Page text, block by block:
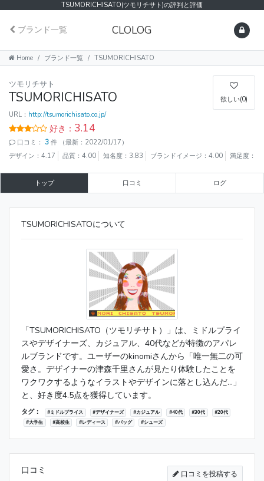
TSUMORICHISATO(ツモリチサト)の評判と評価
ブランド一覧 CLOLOG
Home ブランド一覧 TSUMORICHISATO
欲しい(0)
ツモリチサト
TSUMORICHISATO
URL： http://tsumorichisato.co.jp/
好き： 3.14
口コミ： 3 件
（最新：2022/01/17）
デザイン：4.17
品質：4.00 知名度：3.83 ブランドイメージ：4.00 満足度：
トップ 口コミ ログ
TSUMORICHISATOについて
「TSUMORICHISATO（ツモリチサト）」は、ミドルプライ
スやデザイナーズ、カジュアル、40代などが特徴のアパレ
ルブランドです。ユーザーのkinomiさんから「唯一無二の可
愛さ。デザイナーの津森千里さんが見たり体験したことを
ワクワクするようなイラストやデザインに落とし込んだ...」
と、好き度4.5点を獲得しています。
タグ： #ミドルプライス #デザイナーズ #カジュアル #40代 #30代
#20代
#大学生
#高校生 #レディース #バッグ #シューズ
口コミを投稿する
口コミ